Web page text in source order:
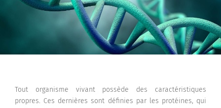
Tout organisme vivant possède des caractéristiques
propres. Ces dernières sont définies par les protéines, qui